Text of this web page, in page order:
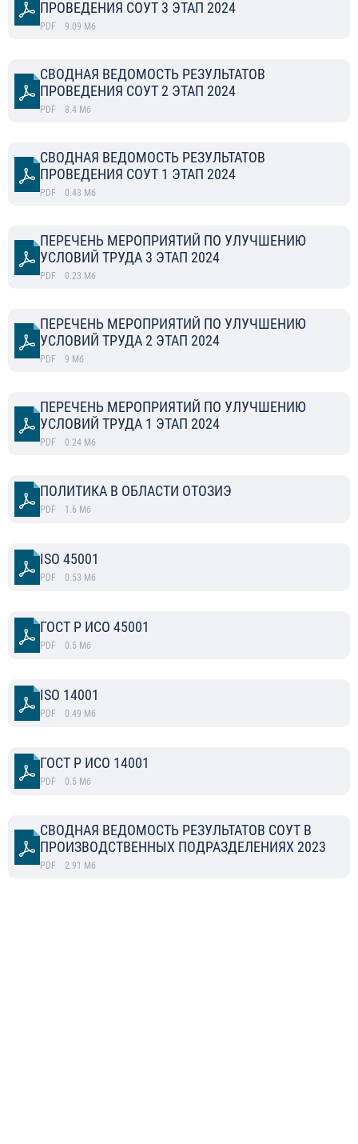
ПРОВЕДЕНИЯ СОУТ 3 ЭТАП 2024
PDF 9.09 Мб
СВОДНАЯ ВЕДОМОСТЬ РЕЗУЛЬТАТОВ
ПРОВЕДЕНИЯ СОУТ 2 ЭТАП 2024
PDF 8.4 Мб
СВОДНАЯ ВЕДОМОСТЬ РЕЗУЛЬТАТОВ
ПРОВЕДЕНИЯ СОУТ 1 ЭТАП 2024
PDF 0.43 Мб
ПЕРЕЧЕНЬ МЕРОПРИЯТИЙ ПО УЛУЧШЕНИЮ
УСЛОВИЙ ТРУДА 3 ЭТАП 2024
PDF 0.23 Мб
ПЕРЕЧЕНЬ МЕРОПРИЯТИЙ ПО УЛУЧШЕНИЮ
УСЛОВИЙ ТРУДА 2 ЭТАП 2024
PDF 9 Мб
ПЕРЕЧЕНЬ МЕРОПРИЯТИЙ ПО УЛУЧШЕНИЮ
УСЛОВИЙ ТРУДА 1 ЭТАП 2024
PDF 0.24 Мб
ПОЛИТИКА В ОБЛАСТИ ОТОЗИЭ
PDF 1.6 Мб
ISO 45001
PDF 0.53 Мб
ГОСТ Р ИСО 45001
PDF 0.5 Мб
ISO 14001
PDF 0.49 Мб
ГОСТ Р ИСО 14001
PDF 0.5 Мб
СВОДНАЯ ВЕДОМОСТЬ РЕЗУЛЬТАТОВ СОУТ В
ПРОИЗВОДСТВЕННЫХ ПОДРАЗДЕЛЕНИЯХ 2023
PDF 2.91 Мб